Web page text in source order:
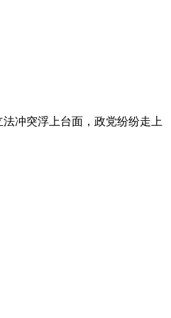
冲突浮上台面，政党纷纷走上